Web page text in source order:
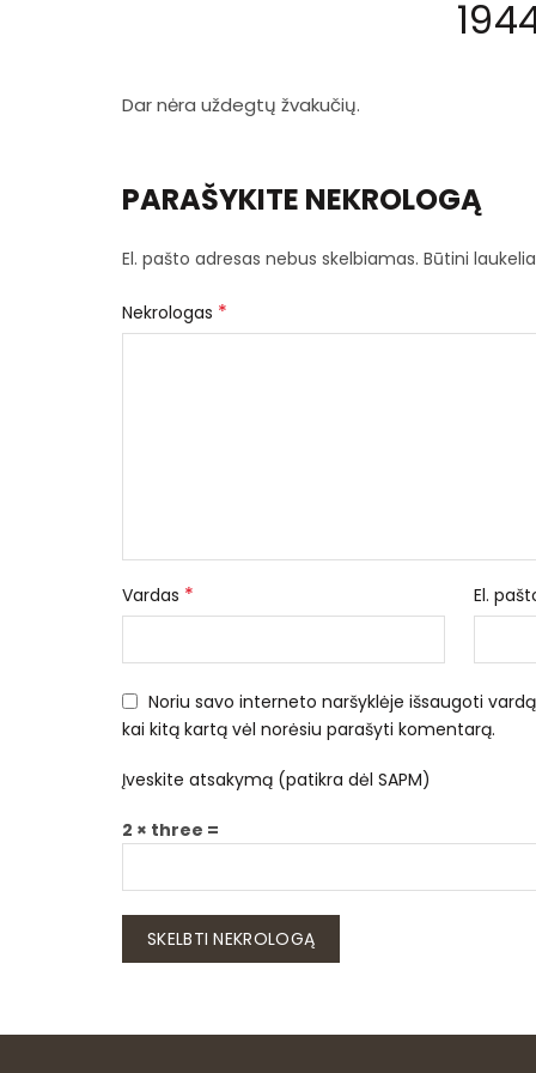
Dar nėra uždegtų žvakučių.
PARAŠYKITE NEKROLOGĄ
El. pašto adresas nebus skelbiamas. Būtini
Nekrologas *
Vardas * El.
Noriu savo interneto naršyklėje išsaugoti
kai kitą kartą vėl norėsiu parašyti komentarą.
Įveskite atsakymą (patikra dėl SAPM)
2 × three =